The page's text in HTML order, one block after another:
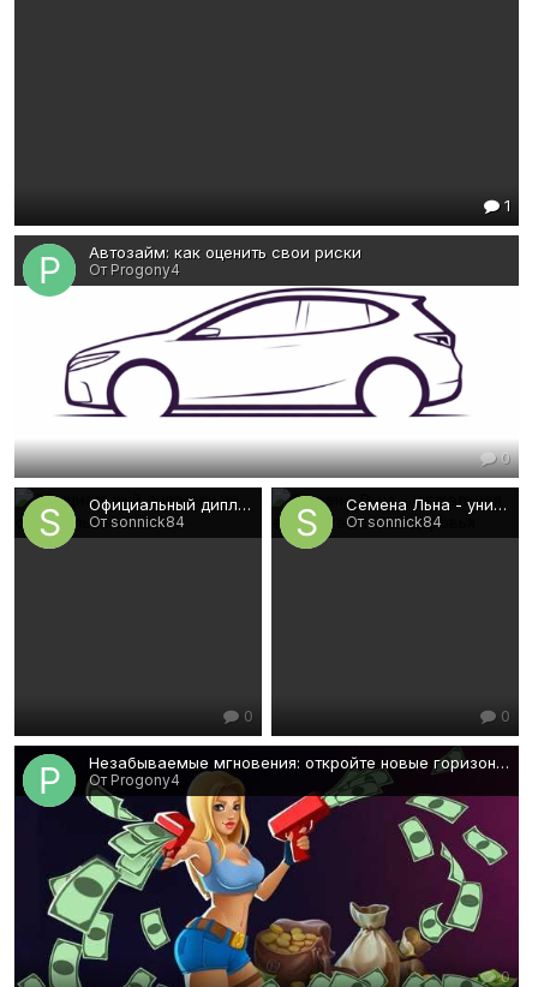
1
Автозайм: как оценить свои риски
От Progony4
0
Официальный дипломы на официальном бланке
От sonnick84
0
Семена Льна - уникальная алтайская сила здоровья
От sonnick84
0
Незабываемые мгновения: откройте новые горизонты
От Progony4
0